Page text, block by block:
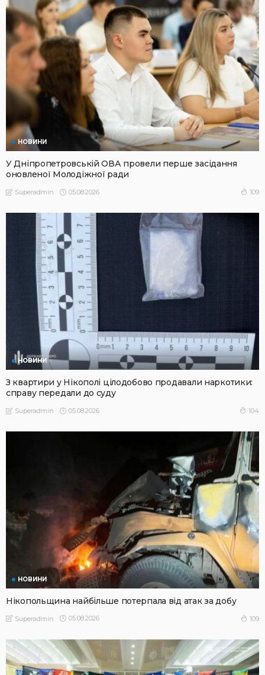
НОВИНИ
У Дніпропетровській ОВА провели перше засідання
оновленої Молодіжної ради
Superadmin 05.08.2026 109
НОВИНИ
З квартири у Нікополі цілодобово продавали наркотики:
справу передали до суду
Superadmin 05.08.2026 104
НОВИНИ
Нікопольщина найбільше потерпала від атак за добу
Superadmin 05.08.2026 109